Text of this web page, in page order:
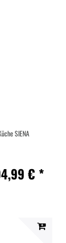
SIENA
€ *